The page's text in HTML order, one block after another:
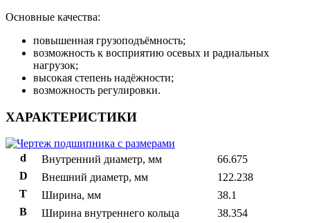
Основные качества:
повышенная грузоподъёмность;
возможность к восприятию осевых и радиальных
нагрузок;
высокая степень надёжности;
возможность регулировки.
ХАРАКТЕРИСТИКИ
d Внутренний диаметр, мм
66.675
D
Внешний диаметр, мм
122.238
T
Ширина, мм
38.1
B
Ширина внутреннего кольца
38.354